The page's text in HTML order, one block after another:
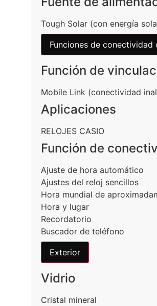
Tough Solar (con energía
Funciones de
Función de
Mobile Link (conectividad
Aplicaciones
RELOJES CASIO
Función de
Ajuste de hora automático
Ajustes del reloj sencillos
Hora mundial de
Hora y lugar
Recordatorio
Buscador de teléfono
Exterior
Vidrio
Cristal mineral